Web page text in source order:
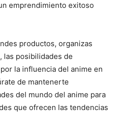
emprendimiento exitoso
productos, organizas
las posibilidades de
la influencia del anime en
de mantenerte
del mundo del anime para
que ofrecen las tendencias